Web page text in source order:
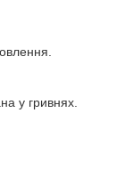
у гривнях.